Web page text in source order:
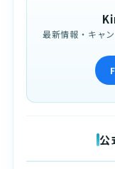
最新情報・キャ
公